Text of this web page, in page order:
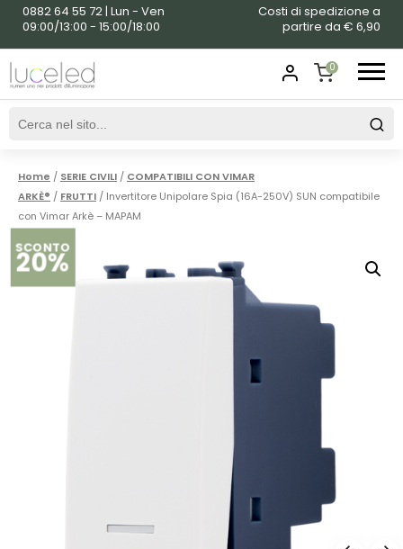
0882 64 55 72 | Lun - Ven
09:00/13:00 - 15:00/18:00
Costi di spedizione a
partire da € 6,90
0
SHOPPING
Home / SERIE CIVILI / COMPATIBILI CON VIMAR
ARKÈ® / FRUTTI / Invertitore Unipolare Spia (16A-250V) SUN compatibile
con Vimar Arkè – MAPAM
SCONTO
20%